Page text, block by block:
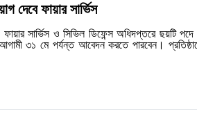
দেবে ফায়ার সার্ভিস
ফায়ার সার্ভিস ও সিভিল ডিফেন্স অধিদপ্তরে ছয়টি
৩১ মে পর্যন্ত আবেদন করতে পারবেন।